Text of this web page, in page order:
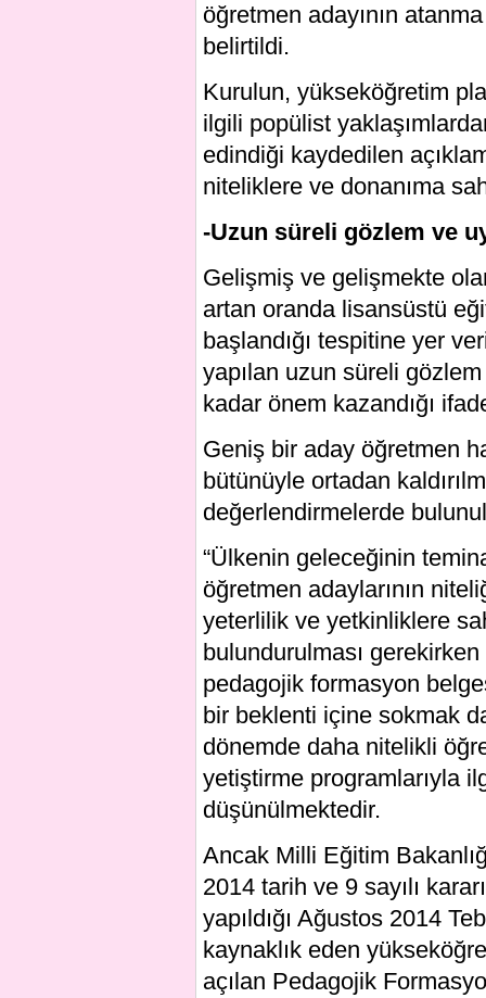
öğretmen adayının
belirtildi.
Kurulun, yükseköğretim
ilgili popülist
edindiği kaydedilen
niteliklere ve donanıma
-Uzun süreli gözlem ve
Gelişmiş ve gelişmekte
artan oranda lisansüstü
başlandığı tespitine yer
yapılan uzun süreli
kadar önem kazandığı
Geniş bir aday öğretmen
bütünüyle ortadan
değerlendirmelerde
“Ülkenin geleceğinin
öğretmen adaylarının
yeterlilik ve yetkinliklere
bulundurulması
pedagojik formasyon
bir beklenti içine sokmak
dönemde daha nitelikli
yetiştirme programlarıyla
düşünülmektedir.
Ancak Milli Eğitim
2014 tarih ve 9 sayılı
yapıldığı Ağustos 2014
kaynaklık eden
açılan Pedagojik